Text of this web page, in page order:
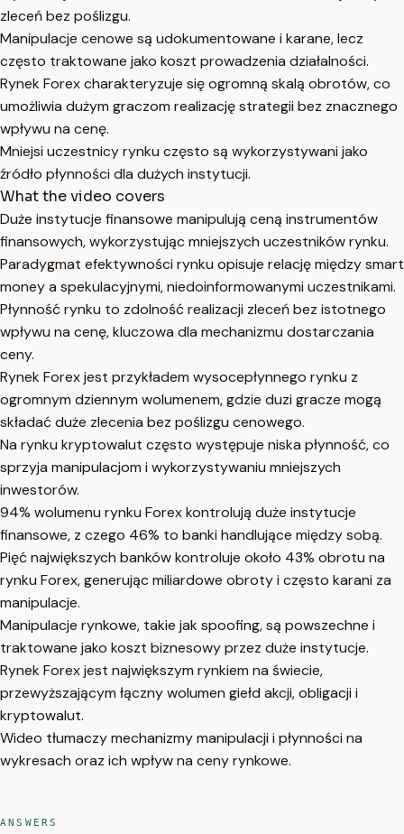
zleceń bez poślizgu.
Manipulacje cenowe są udokumentowane i karane, lecz
często traktowane jako koszt prowadzenia działalności.
Rynek Forex charakteryzuje się ogromną skalą obrotów, co
umożliwia dużym graczom realizację strategii bez znacznego
wpływu na cenę.
Mniejsi uczestnicy rynku często są wykorzystywani jako
źródło płynności dla dużych instytucji.
What the video covers
Duże instytucje finansowe manipulują ceną instrumentów
finansowych, wykorzystując mniejszych uczestników rynku.
Paradygmat efektywności rynku opisuje relację między smart
money a spekulacyjnymi, niedoinformowanymi uczestnikami.
Płynność rynku to zdolność realizacji zleceń bez istotnego
wpływu na cenę, kluczowa dla mechanizmu dostarczania
ceny.
Rynek Forex jest przykładem wysocepłynnego rynku z
ogromnym dziennym wolumenem, gdzie duzi gracze mogą
składać duże zlecenia bez poślizgu cenowego.
Na rynku kryptowalut często występuje niska płynność, co
sprzyja manipulacjom i wykorzystywaniu mniejszych
inwestorów.
94% wolumenu rynku Forex kontrolują duże instytucje
finansowe, z czego 46% to banki handlujące między sobą.
Pięć największych banków kontroluje około 43% obrotu na
rynku Forex, generując miliardowe obroty i często karani za
manipulacje.
Manipulacje rynkowe, takie jak spoofing, są powszechne i
traktowane jako koszt biznesowy przez duże instytucje.
Rynek Forex jest największym rynkiem na świecie,
przewyższającym łączny wolumen giełd akcji, obligacji i
kryptowalut.
Wideo tłumaczy mechanizmy manipulacji i płynności na
wykresach oraz ich wpływ na ceny rynkowe.
ANSWERS